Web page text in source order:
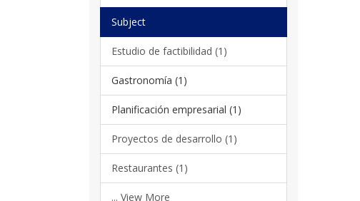
Subject
Estudio de factibilidad (1)
Gastronomía (1)
Planificación empresarial (1)
Proyectos de desarrollo (1)
Restaurantes (1)
... View More